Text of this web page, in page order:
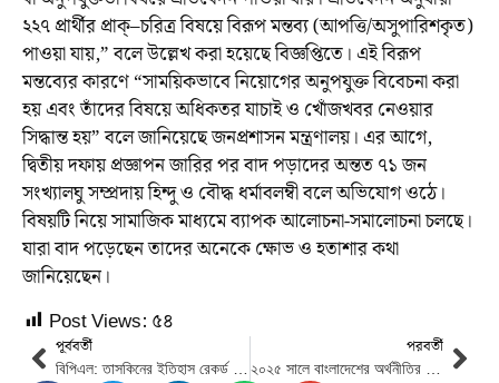
২২৭ প্রার্থীর প্রাক্–চরিত্র বিষয়ে বিরূপ মন্তব্য (আপত্তি/অসুপারিশকৃত)
পাওয়া যায়,” বলে উল্লেখ করা হয়েছে বিজ্ঞপ্তিতে। এই বিরূপ
মন্তব্যের কারণে “সাময়িকভাবে নিয়োগের অনুপযুক্ত বিবেচনা করা
হয় এবং তাঁদের বিষয়ে অধিকতর যাচাই ও খোঁজখবর নেওয়ার
সিদ্ধান্ত হয়” বলে জানিয়েছে জনপ্রশাসন মন্ত্রণালয়। এর আগে,
দ্বিতীয় দফায় প্রজ্ঞাপন জারির পর বাদ পড়াদের অন্তত ৭১ জন
সংখ্যালঘু সম্প্রদায় হিন্দু ও বৌদ্ধ ধর্মাবলম্বী বলে অভিযোগ ওঠে।
বিষয়টি নিয়ে সামাজিক মাধ্যমে ব্যাপক আলোচনা-সমালোচনা চলছে।
যারা বাদ পড়েছেন তাদের অনেকে ক্ষোভ ও হতাশার কথা
জানিয়েছেন।
Post Views: ৫৪
পূর্ববর্তী পরবর্তী